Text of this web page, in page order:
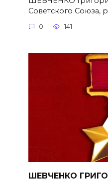
Советского Союза,
0 141
ШЕВЧЕНКО